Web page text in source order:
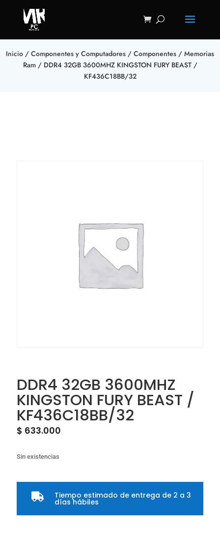
Inicio / Componentes y Computadores / Componentes / Memorias
Ram/ DDR4 32GB 3600MHZ KINGSTON FURY BEAST /
KF436C18BB/32
DDR4 32GB 3600MHZ
KINGSTON FURY BEAST /
KF436C18BB/32
$ 633.000
Sin existencias
 Tiempo estimado de entrega de 2 a 3
días hábiles